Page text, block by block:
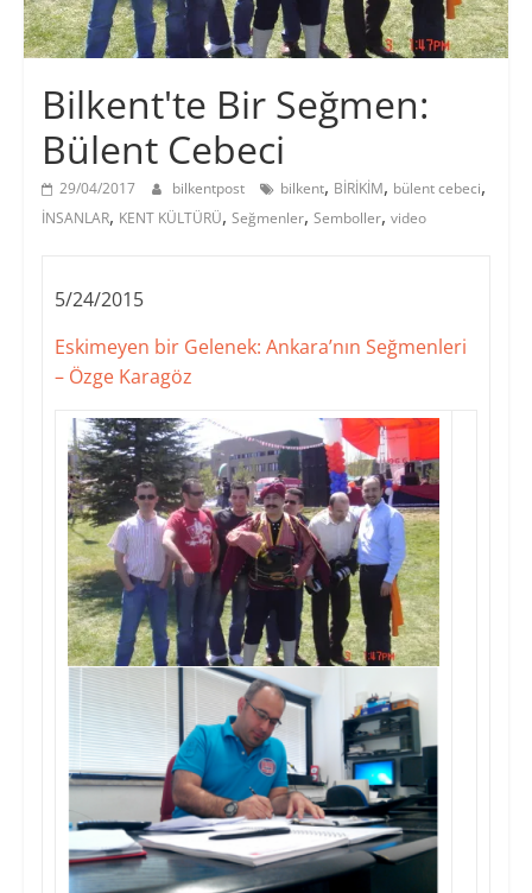
Bilkent'te Bir Seğmen:
Bülent Cebeci
29/04/2017 bilkentpost bilkent, BİRİKİM, bülent cebeci,
İNSANLAR, KENT KÜLTÜRÜ, Seğmenler, Semboller, video
5/24/2015
Eskimeyen bir Gelenek: Ankara’nın Seğmenleri
– Özge Karagöz